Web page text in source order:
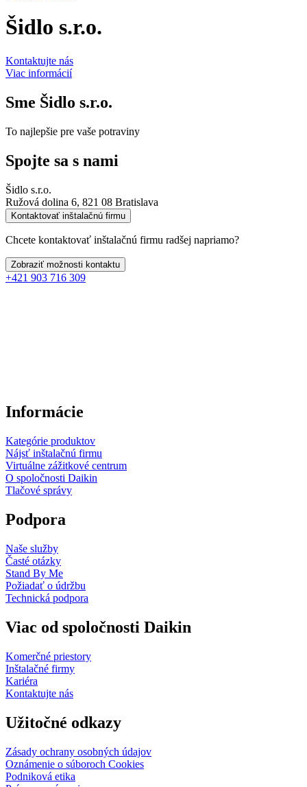
Šidlo s.r.o.
Kontaktujte nás
Viac informácií
Sme Šidlo s.r.o.
To najlepšie pre vaše potraviny
Spojte sa s nami
Šidlo s.r.o.
Ružová dolina 6, 821 08 Bratislava
Kontaktovať inštalačnú firmu
Chcete kontaktovať inštalačnú firmu radšej napriamo?
Zobraziť možnosti kontaktu
+421 903 716 309
Informácie
Kategórie produktov
Nájsť inštalačnú firmu
Virtuálne zážitkové centrum
O spoločnosti Daikin
Tlačové správy
Podpora
Naše služby
Časté otázky
Stand By Me
Požiadať o údržbu
Technická podpora
Viac od spoločnosti Daikin
Komerčné priestory
Inštalačné firmy
Kariéra
Kontaktujte nás
Užitočné odkazy
Zásady ochrany osobných údajov
Oznámenie o súboroch Cookies
Podniková etika